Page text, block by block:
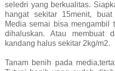
seledri yang berkualitas.
hangat sekitar 15menit,
Media semai bisa mengambil
dihaluskan. Atau membuat
kandang halus sekitar 2kg/m2.
Tanam benih pada